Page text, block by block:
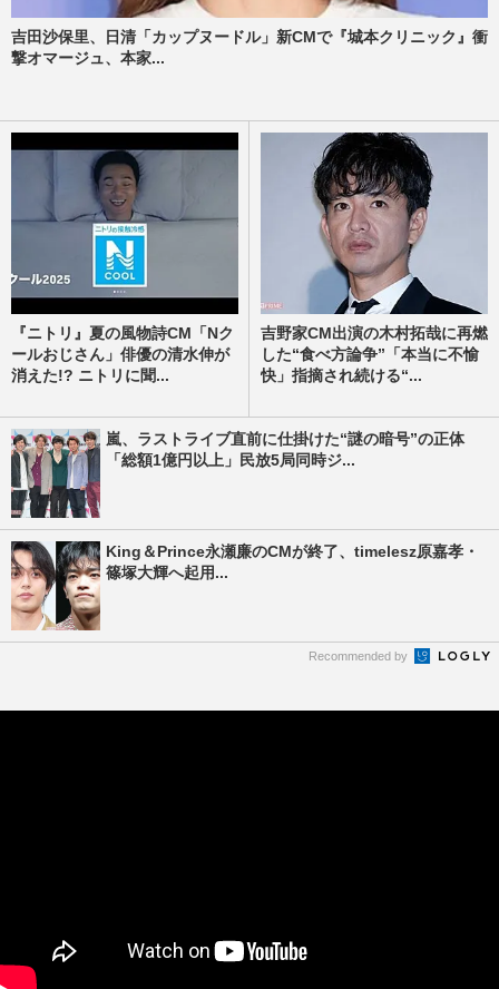
吉田沙保里、日清「カップヌードル」新CMで『城本クリニック』衝
撃オマージュ、本家...
『ニトリ』夏の風物詩CM「Nク
ールおじさん」俳優の清水伸が
消えた!? ニトリに聞...
吉野家CM出演の木村拓哉に再燃
した“食べ方論争”「本当に不愉
快」指摘され続ける“...
嵐、ラストライブ直前に仕掛けた“謎の暗号”の正体
「総額1億円以上」民放5局同時ジ...
King＆Prince永瀬廉のCMが終了、timelesz原嘉孝・
篠塚大輝へ起用...
Recommended by